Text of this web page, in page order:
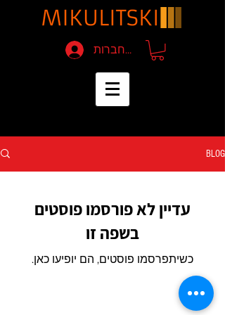
להתחברות
BLOG
עדיין לא פורסמו פוסטים
בשפה זו
כשיתפרסמו פוסטים, הם יופיעו כאן.